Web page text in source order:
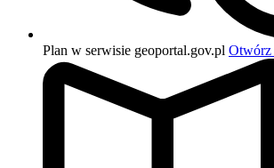
Plan w serwisie geoportal.gov.pl Otwórz